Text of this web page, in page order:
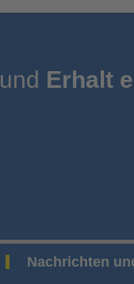
und Erhalt
Nachrichten